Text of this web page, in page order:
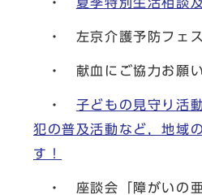
・ 左京介護予防フェス
・ 献血にご協力お願い
・ 子どもの見守り活
犯の普及活動など，地域
す！
・ 座談会「障がいの亜